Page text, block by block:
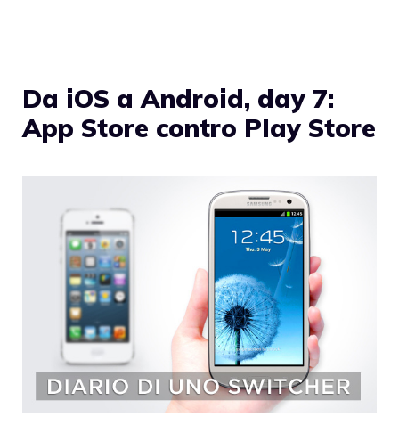
Da iOS a Android, day 7:
App Store contro Play Store